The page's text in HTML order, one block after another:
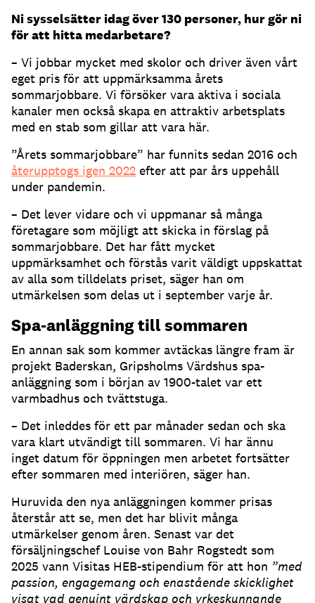
Ni sysselsätter idag över 130 personer, hur gör ni
för att hitta medarbetare?
– Vi jobbar mycket med skolor och driver även vårt
eget pris för att uppmärksamma årets
sommarjobbare. Vi försöker vara aktiva i sociala
kanaler men också skapa en attraktiv arbetsplats
med en stab som gillar att vara här.
”Årets sommarjobbare” har funnits sedan 2016 och
återupptogs igen 2022 efter att par års uppehåll
under pandemin.
– Det lever vidare och vi uppmanar så många
företagare som möjligt att skicka in förslag på
sommarjobbare. Det har fått mycket
uppmärksamhet och förstås varit väldigt uppskattat
av alla som tilldelats priset, säger han om
utmärkelsen som delas ut i september varje år.
Spa-anläggning till sommaren
En annan sak som kommer avtäckas längre fram är
projekt Baderskan, Gripsholms Värdshus spa-
anläggning som i början av 1900-talet var ett
varmbadhus och tvättstuga.
– Det inleddes för ett par månader sedan och ska
vara klart utvändigt till sommaren. Vi har ännu
inget datum för öppningen men arbetet fortsätter
efter sommaren med interiören, säger han.
Huruvida den nya anläggningen kommer prisas
återstår att se, men det har blivit många
utmärkelser genom åren. Senast var det
försäljningschef Louise von Bahr Rogstedt som
2025 vann Visitas HEB-stipendium för att hon ”med
passion, engagemang och enastående skicklighet
visat vad genuint värdskap och yrkeskunnande